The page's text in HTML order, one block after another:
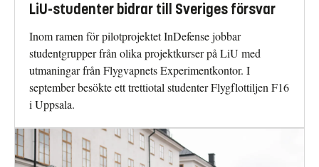
LiU-studenter bidrar till Sveriges försvar
Inom ramen för pilotprojektet InDefense jobbar
studentgrupper från olika projektkurser på LiU med
utmaningar från Flygvapnets Experimentkontor. I
september besökte ett trettiotal studenter Flygflottiljen F16
i Uppsala.